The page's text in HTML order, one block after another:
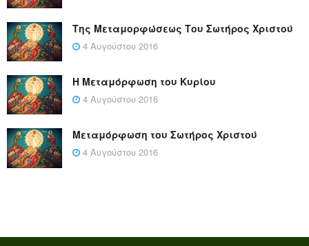
Της Μεταμορφώσεως Του Σωτήρος Χριστού
4 Αυγούστου 2016
Η Μεταμόρφωση του Κυρίου
4 Αυγούστου 2016
Μεταμόρφωση του Σωτήρος Χριστού
4 Αυγούστου 2016